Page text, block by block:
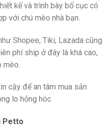
kế và trình bày bố cục có
với chú mèo nhà bạn.
Shopee, Tiki, Lazada cũng
phí ship ở đây là khá cao,
cậy để an tâm mua sản
lo hỏng hóc
Petto